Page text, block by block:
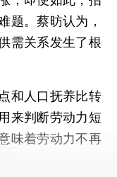
题。蔡昉认为，
需关系发生了根
人口抚养比转
来判断劳动力短
味着劳动力不再